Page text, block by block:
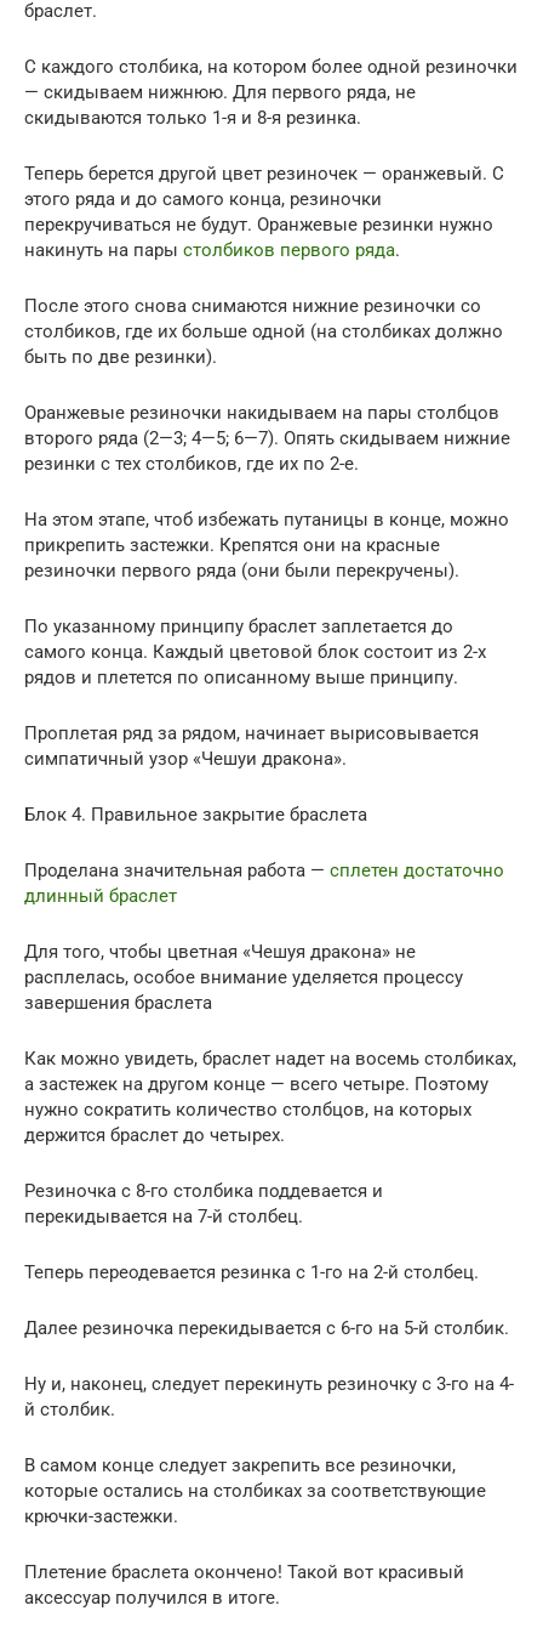
браслет.
С каждого столбика, на котором более одной резиночки
— скидываем нижнюю. Для первого ряда, не
скидываются только 1-я и 8-я резинка.
Теперь берется другой цвет резиночек — оранжевый. С
этого ряда и до самого конца, резиночки
перекручиваться не будут. Оранжевые резинки нужно
накинуть на пары столбиков первого ряда.
После этого снова снимаются нижние резиночки со
столбиков, где их больше одной (на столбиках должно
быть по две резинки).
Оранжевые резиночки накидываем на пары столбцов
второго ряда (2—3; 4—5; 6—7). Опять скидываем нижние
резинки с тех столбиков, где их по 2-е.
На этом этапе, чтоб избежать путаницы в конце, можно
прикрепить застежки. Крепятся они на красные
резиночки первого ряда (они были перекручены).
По указанному принципу браслет заплетается до
самого конца. Каждый цветовой блок состоит из 2-х
рядов и плетется по описанному выше принципу.
Проплетая ряд за рядом, начинает вырисовывается
симпатичный узор «Чешуи дракона».
Блок 4. Правильное закрытие браслета
Проделана значительная работа — сплетен достаточно
длинный браслет
Для того, чтобы цветная «Чешуя дракона» не
расплелась, особое внимание уделяется процессу
завершения браслета
Как можно увидеть, браслет надет на восемь столбиках,
а застежек на другом конце — всего четыре. Поэтому
нужно сократить количество столбцов, на которых
держится браслет до четырех.
Резиночка с 8-го столбика поддевается и
перекидывается на 7-й столбец.
Теперь переодевается резинка с 1-го на 2-й столбец.
Далее резиночка перекидывается с 6-го на 5-й столбик.
Ну и, наконец, следует перекинуть резиночку с 3-го на 4-
й столбик.
В самом конце следует закрепить все резиночки,
которые остались на столбиках за соответствующие
крючки-застежки.
Плетение браслета окончено! Такой вот красивый
аксессуар получился в итоге.